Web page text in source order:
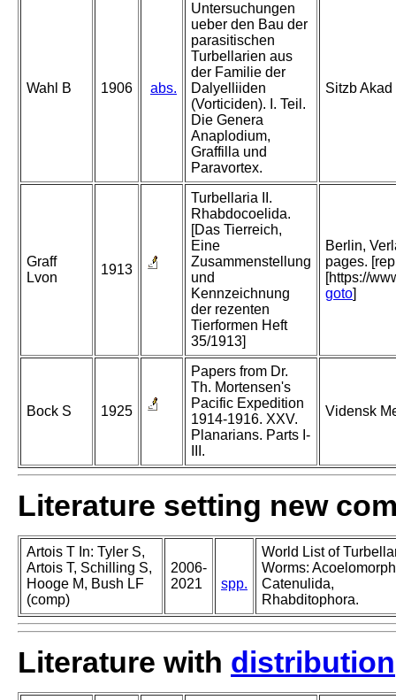
Wahl B 1906 abs.
Untersuchungen
ueber den Bau der
parasitischen
Turbellarien aus
der Familie der
Dalyelliiden
(Vorticiden). I. Teil.
Die Genera
Anaplodium,
Graffilla und
Paravortex.
Sitzb
Graff
Lvon
1913
Turbellaria II.
Rhabdocoelida.
[Das Tierreich,
Eine
Zusammenstellung
und
Kennzeichnung
der rezenten
Tierformen Heft
35/1913]
Berlin,
pages.
[https://
goto]
Bock S 1925
Papers from Dr.
Th. Mortensen's
Pacific Expedition
1914-1916. XXV.
Planarians. Parts I-
III.
Vidensk
Literature setting new
Artois T In: Tyler S,
Artois T, Schilling S,
Hooge M, Bush LF
(comp)
2006-
2021
spp.
World List of
Worms:
Catenulida,
Rhabditophora.
Literature with distribution